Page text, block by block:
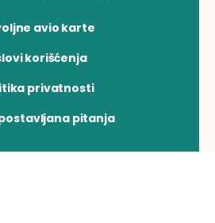
avio karte
korišćenja
privatnosti
pitanja